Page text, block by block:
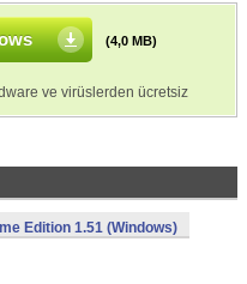
(4,0 MB)
ve virüslerden ücretsiz
Edition 1.51 (Windows)